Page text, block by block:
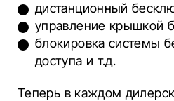
дистанционный
управление крышкой
блокировка системы
доступа и т.д.
Теперь в каждом